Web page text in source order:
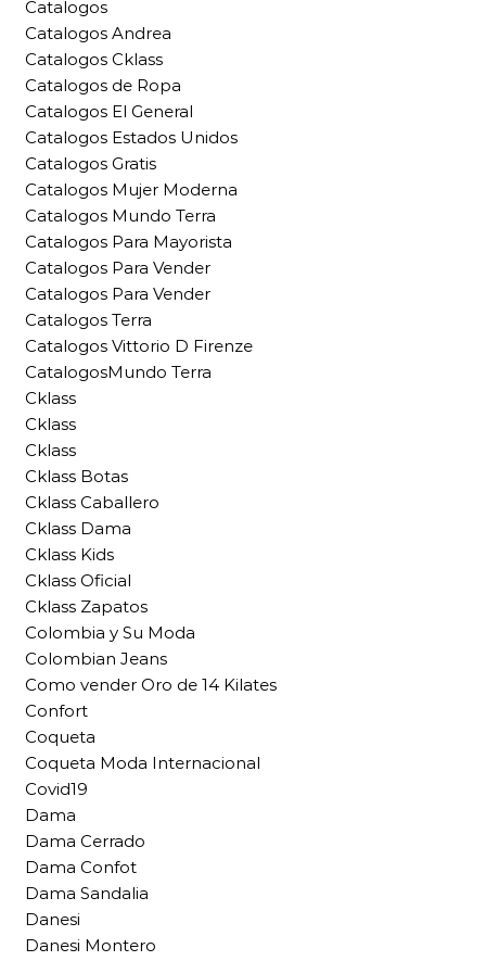
Catalogos
Catalogos Andrea
Catalogos Cklass
Catalogos de Ropa
Catalogos El General
Catalogos Estados Unidos
Catalogos Gratis
Catalogos Mujer Moderna
Catalogos Mundo Terra
Catalogos Para Mayorista
Catalogos Para Vender
Catalogos Para Vender
Catalogos Terra
Catalogos Vittorio D Firenze
CatalogosMundo Terra
Cklass
Cklass
Cklass
Cklass Botas
Cklass Caballero
Cklass Dama
Cklass Kids
Cklass Oficial
Cklass Zapatos
Colombia y Su Moda
Colombian Jeans
Como vender Oro de 14 Kilates
Confort
Coqueta
Coqueta Moda Internacional
Covid19
Dama
Dama Cerrado
Dama Confot
Dama Sandalia
Danesi
Danesi Montero